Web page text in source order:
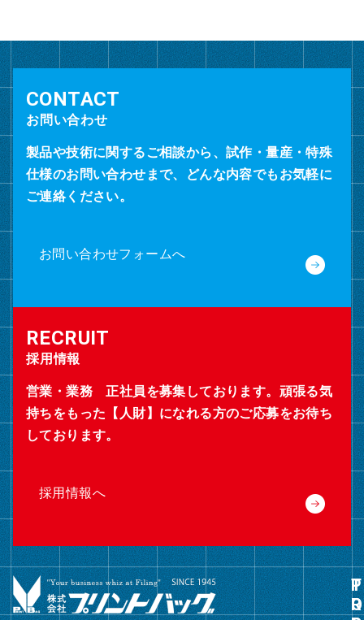
お問い合わせ
製品や技術に関するご相談から、試作・量産・特殊
仕様のお問い合わせまで、どんな内容でもお気軽に
ご連絡ください。
お問い合わせフォームへ
採用情報
営業・業務 正社員を募集しております。頑張る気
持ちをもった【人財】になれる方のご応募をお待ち
しております。
採用情報へ
グ
ル